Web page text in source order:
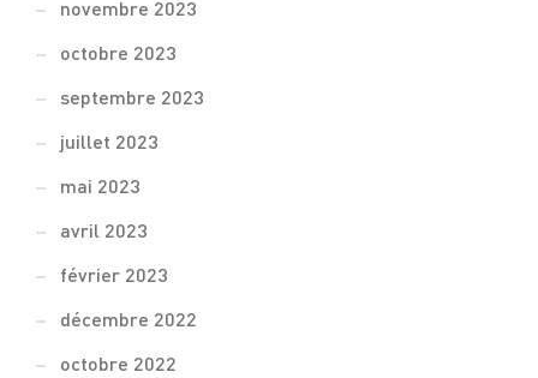
novembre 2023
octobre 2023
septembre 2023
juillet 2023
mai 2023
avril 2023
février 2023
décembre 2022
octobre 2022